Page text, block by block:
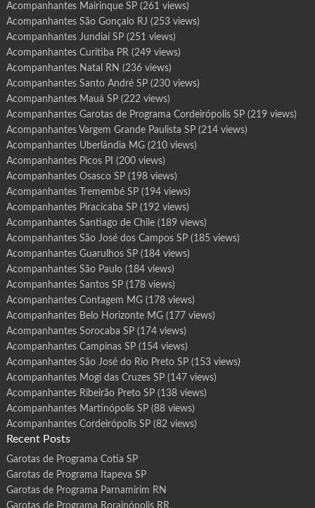
i
o
r
é
A
M
Acompanhantes Mairinque SP(261 views)
Acompanhantes São Gonçalo RJ (253 views)
Acompanhantes Jundiaí SP(251 views)
Acompanhantes Curitiba PR(249 views)
Acompanhantes Natal RN (236 views)
Acompanhantes Santo André SP(230 views)
Acompanhantes Mauá SP(222 views)
Acompanhantes Garotas de Programa Cordeirópolis SP(219 views)
Acompanhantes Vargem Grande Paulista SP(214 views)
Acompanhantes Uberlândia MG(210 views)
Acompanhantes Picos PI (200 views)
Acompanhantes Osasco SP(198 views)
Acompanhantes Tremembé SP(194 views)
Acompanhantes Piracicaba SP(192 views)
Acompanhantes Santiago de Chile(189 views)
Acompanhantes São José dos Campos SP(185 views)
Acompanhantes Guarulhos SP(184 views)
Acompanhantes São Paulo(184 views)
Acompanhantes Santos SP(178 views)
Acompanhantes Contagem MG(178 views)
Acompanhantes Belo Horizonte MG(177 views)
Acompanhantes Sorocaba SP(174 views)
Acompanhantes Campinas SP(154 views)
Acompanhantes São José do Rio Preto SP(153 views)
Acompanhantes Mogi das Cruzes SP(147 views)
Acompanhantes Ribeirão Preto SP(138 views)
Acompanhantes Martinópolis SP(88 views)
Acompanhantes Cordeirópolis SP(82 views)
Recent Posts
Garotas de Programa Cotia SP
Garotas de Programa Itapeva SP
Garotas de Programa Parnamirim RN